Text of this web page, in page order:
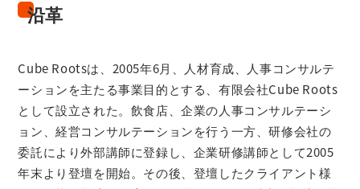
沿革
Cube Rootsは、2005年6月、人材育成、人事コンサルテ
ーションを主たる事業目的とする、有限会社Cube Roots
として設立された。飲食店、企業の人事コンサルテーシ
ョン、経営コンサルテーションを行う一方、研修会社の
委託により外部講師に登録し、企業研修講師として2005
年末より登壇を開始。その後、登壇したクライアント様